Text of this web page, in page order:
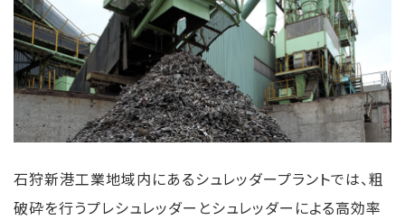
石狩新港工業地域内にあるシュレッダープラントでは、粗
破砕を行うプレシュレッダーとシュレッダーによる高効率